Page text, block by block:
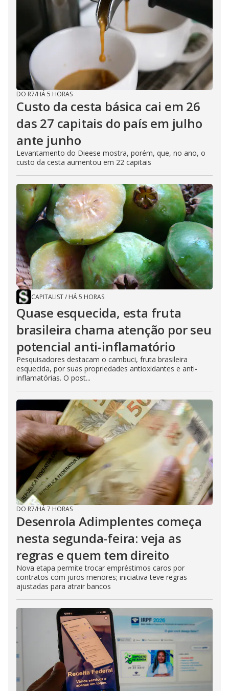
DO R7/HÁ 5 HORAS
Custo da cesta básica cai em 26
das 27 capitais do país em julho
ante junho
Levantamento do Dieese mostra, porém, que, no ano, o
custo da cesta aumentou em 22 capitais
CAPITALIST/ HÁ 5 HORAS
Quase esquecida, esta fruta
brasileira chama atenção por seu
potencial anti-inflamatório
Pesquisadores destacam o cambuci, fruta brasileira
esquecida, por suas propriedades antioxidantes e anti-
inflamatórias. O post...
DO R7/HÁ 7 HORAS
Desenrola Adimplentes começa
nesta segunda-feira: veja as
regras e quem tem direito
Nova etapa permite trocar empréstimos caros por
contratos com juros menores; iniciativa teve regras
ajustadas para atrair bancos